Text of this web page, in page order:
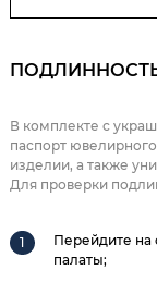
В комплекте с
паспорт
изделии, а также
Для проверки
Перейдите
палаты;